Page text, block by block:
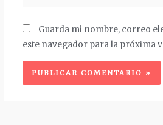
Guarda mi nombre, correo
este navegador para la próxima